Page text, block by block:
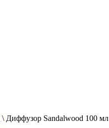
\ Диффузор Sandalwood 100 мл